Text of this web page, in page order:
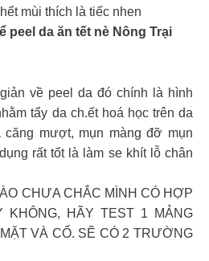
mùi thích là tiếc nhen
peel da ăn tết nè Nông Trại
về peel da đó chính là hình
tẩy da ch.ết hoá học trên da
mượt, mụn màng đỡ mụn
rất tốt là làm se khít lỗ chân
CHƯA CHẮC MÌNH CÓ HỢP
KHÔNG, HÃY TEST 1 MẢNG
VÀ CỔ. SẼ CÓ 2 TRƯỜNG